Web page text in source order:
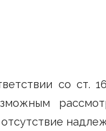
со ст.